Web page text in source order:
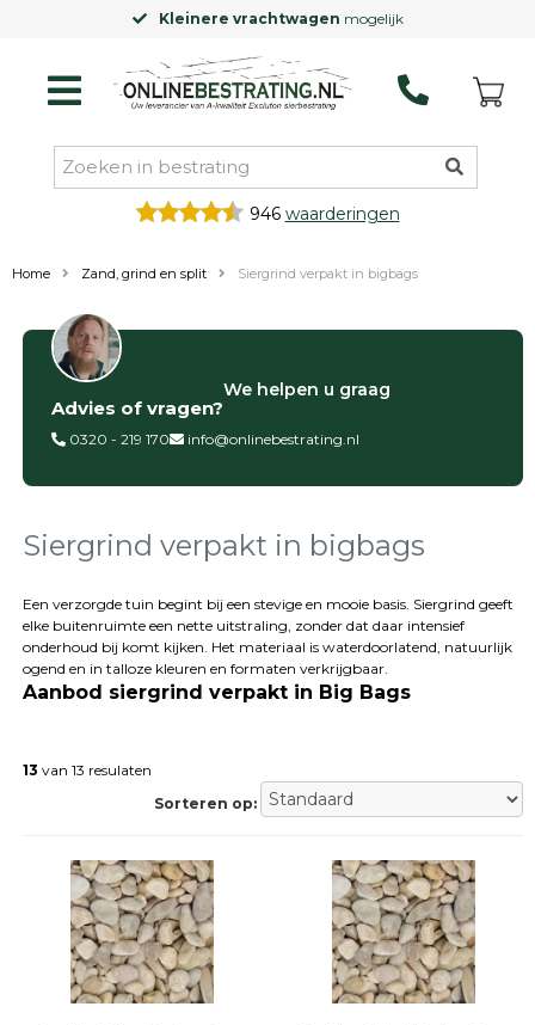
Kleinere vrachtwagen mogelijk
946 waarderingen
Home Zand, grind en split Siergrind verpakt in bigbags
Filter op
Categorieën
Betontegels
tegels
Natuursteen
Terrastegels
Tuintegels
Stoeptegels
Buitentegels
Sierbestrating
Sierbestrating
bestrating
Trommelstenen
Wildverband
bestrating
Muurelementen
Advies of vragen?
We helpen u graag
0320 - 219 170 info@onlinebestrating.nl
Siergrind verpakt in bigbags
Een verzorgde tuin begint bij een stevige en mooie basis. Siergrind geeft
elke buitenruimte een nette uitstraling, zonder dat daar intensief
onderhoud bij komt kijken. Het materiaal is waterdoorlatend, natuurlijk
ogend en in talloze kleuren en formaten verkrijgbaar.
Aanbod siergrind verpakt in Big Bags
13 van 13 resulaten
Sorteren op: